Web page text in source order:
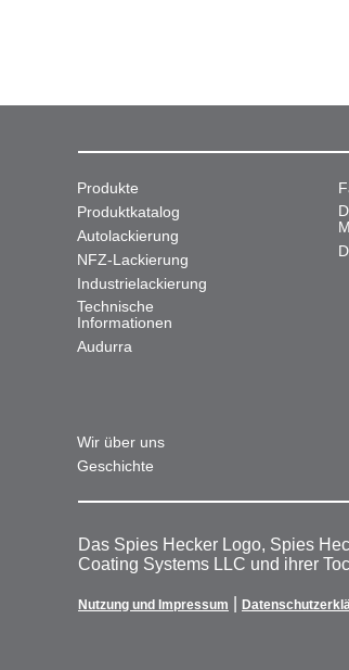
Produkte
Produktkatalog
Autolackierung
NFZ-Lackierung
Industrielackierung
Technische
Informationen
Audurra
Wir über uns
Geschichte
Das Spies Hecker Logo, Spies
Coating Systems LLC und ihrer
Nutzung und Impressum